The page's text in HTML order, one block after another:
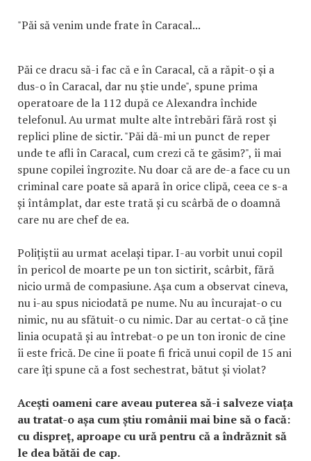
"Păi să venim unde frate în Caracal...
Păi ce dracu să-i fac că e în Caracal, că a răpit-o și a
dus-o în Caracal, dar nu știe unde", spune prima
operatoare de la 112 după ce Alexandra închide
telefonul. Au urmat multe alte întrebări fără rost și
replici pline de sictir. "Păi dă-mi un punct de reper
unde te afli în Caracal, cum crezi că te găsim?", îi mai
spune copilei îngrozite. Nu doar că are de-a face cu un
criminal care poate să apară în orice clipă, ceea ce s-a
și întâmplat, dar este trată și cu scârbă de o doamnă
care nu are chef de ea.
Polițiștii au urmat același tipar. I-au vorbit unui copil
în pericol de moarte pe un ton sictirit, scârbit, fără
nicio urmă de compasiune. Așa cum a observat cineva,
nu i-au spus niciodată pe nume. Nu au încurajat-o cu
nimic, nu au sfătuit-o cu nimic. Dar au certat-o că ține
linia ocupată și au întrebat-o pe un ton ironic de cine
îi este frică. De cine îi poate fi frică unui copil de 15 ani
care îți spune că a fost sechestrat, bătut și violat?
Acești oameni care aveau puterea să-i salveze viața
au tratat-o așa cum știu românii mai bine să o facă:
cu dispreț, aproape cu ură pentru că a îndrăznit să
le dea bătăi de cap.